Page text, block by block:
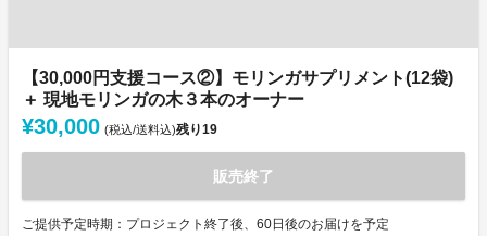
【30,000円支援コース②】モリンガサプリメント(12袋)
＋ 現地モリンガの木３本のオーナー
¥30,000 (税込/送料込)残り19
販売終了
ご提供予定時期：プロジェクト終了後、60日後のお届けを予定